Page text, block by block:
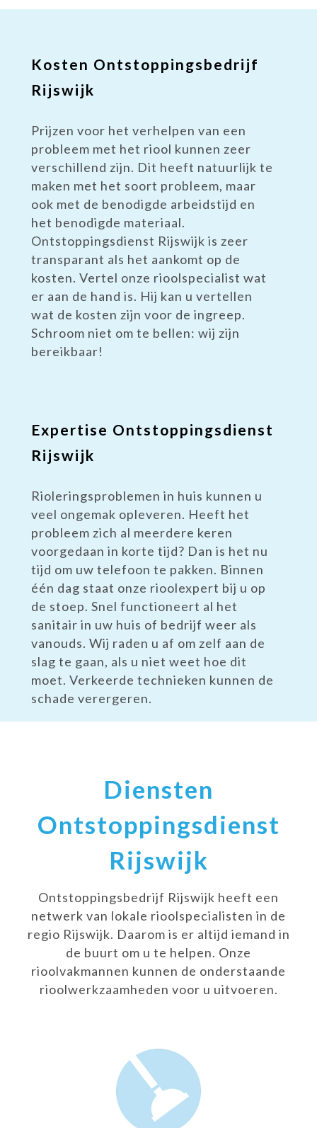
Kosten Ontstoppingsbedrijf
Rijswijk
Prijzen voor het verhelpen van een
probleem met het riool kunnen zeer
verschillend zijn. Dit heeft natuurlijk te
maken met het soort probleem, maar
ook met de benodigde arbeidstijd en
het benodigde materiaal.
Ontstoppingsdienst Rijswijk is zeer
transparant als het aankomt op de
kosten. Vertel onze rioolspecialist wat
er aan de hand is. Hij kan u vertellen
wat de kosten zijn voor de ingreep.
Schroom niet om te bellen: wij zijn
bereikbaar!
Expertise Ontstoppingsdienst
Rijswijk
Rioleringsproblemen in huis kunnen u
veel ongemak opleveren. Heeft het
probleem zich al meerdere keren
voorgedaan in korte tijd? Dan is het nu
tijd om uw telefoon te pakken. Binnen
één dag staat onze rioolexpert bij u op
de stoep. Snel functioneert al het
sanitair in uw huis of bedrijf weer als
vanouds. Wij raden u af om zelf aan de
slag te gaan, als u niet weet hoe dit
moet. Verkeerde technieken kunnen de
schade verergeren.
Diensten
Ontstoppingsdienst
Rijswijk
Ontstoppingsbedrijf Rijswijk heeft een
netwerk van lokale rioolspecialisten in de
regio Rijswijk. Daarom is er altijd iemand in
de buurt om u te helpen. Onze
rioolvakmannen kunnen de onderstaande
rioolwerkzaamheden voor u uitvoeren.